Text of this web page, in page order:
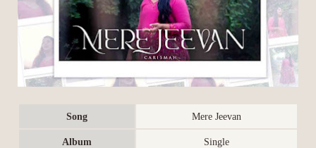
Song Mere Jeevan
Album Single